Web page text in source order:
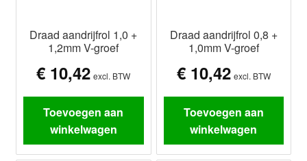
Draad aandrijfrol 1,0 +
1,2mm V-groef
€ 10,42 excl. BTW
Toevoegen aan
winkelwagen
Draad aandrijfrol 0,8 +
1,0mm V-groef
€10,42 excl. BTW
Toevoegen aan
winkelwagen